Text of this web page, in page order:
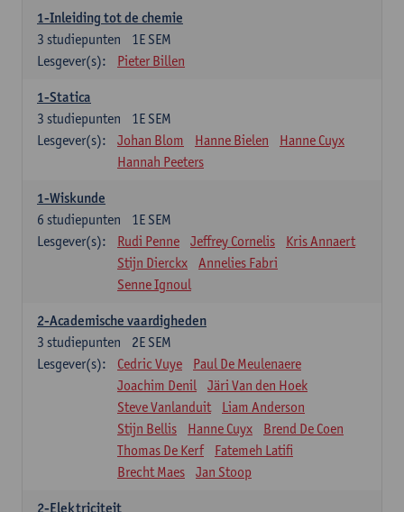
1-Inleiding tot de chemie
1E SEM
3 studiepunten
Lesgever(s):
Pieter Billen
1-Statica
1E SEM
3 studiepunten
Lesgever(s):
Johan Blom Hanne Bielen
Hanne Cuyx
Hannah Peeters
1-Wiskunde
1E SEM
6 studiepunten
Lesgever(s):
Rudi Penne Jeffrey Cornelis
Kris Annaert
Stijn Dierckx
Annelies Fabri
Senne Ignoul
2-Academische vaardigheden
2E SEM
3 studiepunten
Lesgever(s):
Cedric Vuye
Paul De Meulenaere
Joachim Denil
Järi Van den Hoek
Steve Vanlanduit
Liam Anderson
Stijn Bellis
Hanne Cuyx
Brend De Coen
Thomas De Kerf
Fatemeh Latifi
Brecht Maes
Jan Stoop
2-Elektriciteit